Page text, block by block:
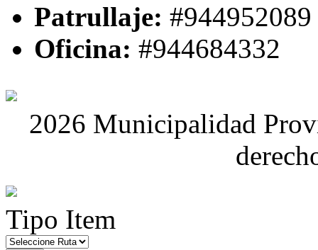
Patrullaje: #944952089
Oficina: #944684332
2026 Municipalidad
Tipo Item